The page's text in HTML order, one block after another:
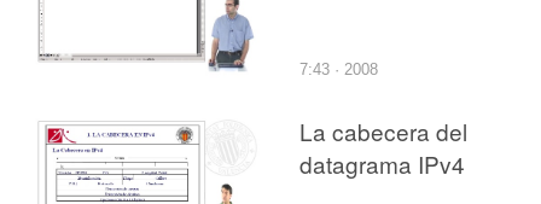
7:43 · 2008
La cabecera del
datagrama IPv4